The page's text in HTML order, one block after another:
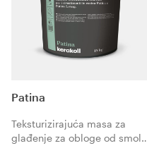
Patina​
Teksturizirajuća masa za
glađenje za obloge od smole